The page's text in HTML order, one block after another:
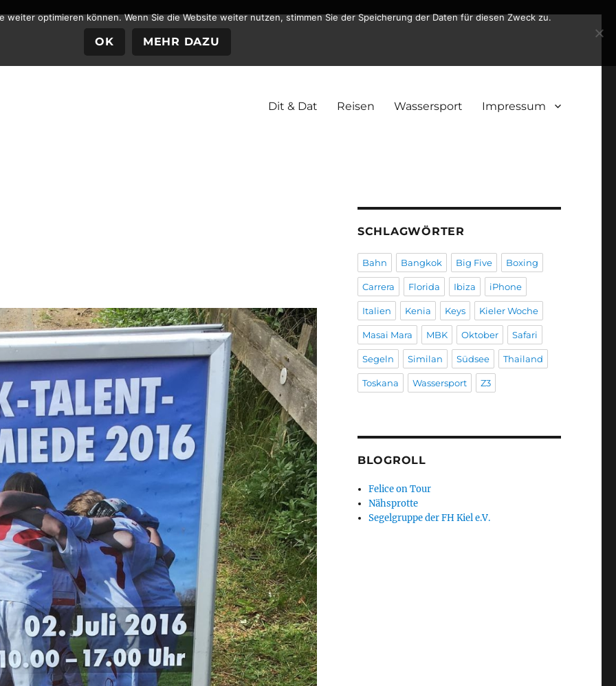
Dit & Dat Reisen Wassersport Impressum
SCHLAGWÖRTER
Bahn Bangkok Big Five Boxing
Carrera Florida Ibiza iPhone
Italien Kenia Keys Kieler Woche
Masai Mara MBK Oktober Safari
Segeln Similan Südsee Thailand
Toskana Wassersport Z3
BLOGROLL
Felice on Tour
Nähsprotte
Segelgruppe der FH Kiel e.V.
weiter optimieren können. Wenn Sie die Website weiter nutzen, stimmen Sie der Speicherung der Daten für diesen Zweck zu.
OK MEHR DAZU